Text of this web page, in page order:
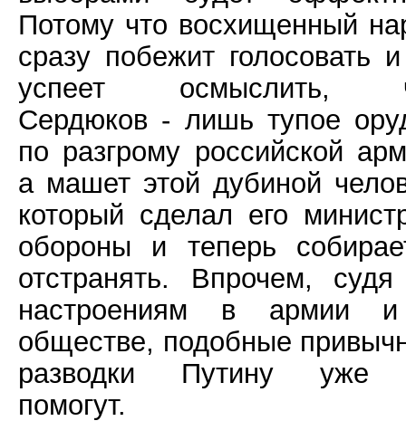
Потому что восхищенный
сразу побежит голосовать
успеет осмыслить,
Сердюков - лишь тупое
по разгрому российской
а машет этой дубиной
который сделал его
обороны и теперь
отстранять. Впрочем,
настроениям в армии
обществе, подобные
разводки Путину уже
помогут.